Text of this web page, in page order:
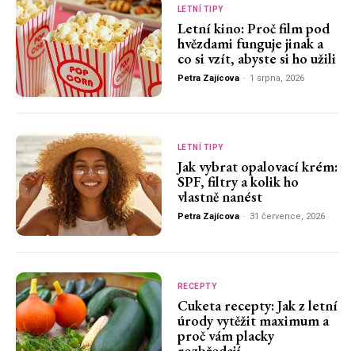
LETNÍ TIPY
Letní kino: Proč film pod
hvězdami funguje jinak a
co si vzít, abyste si ho užili
Petra Zajícova - 1 srpna, 2026
LETNÍ TIPY
Jak vybrat opalovací krém:
SPF, filtry a kolik ho
vlastně nanést
Petra Zajícova - 31 července, 2026
RECEPTY
Cuketa recepty: Jak z letní
úrody vytěžit maximum a
proč vám placky